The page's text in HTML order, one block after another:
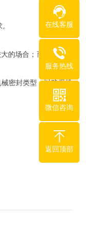
的场合；而小弹簧机
密封类型，以确保机
在线客服
服务热线
微信咨询
返回顶部